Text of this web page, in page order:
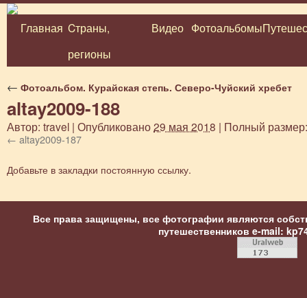
Перейти
Главная Cтраны,
регионы
Видео Фотоальбомы
← Фотоальбом. Курайская степь. Северо-Чуйский хребет
altay2009-188
Автор: travel | Опубликовано29 мая 2018 | Полный
altay2009-187
Добавьте в закладки постоянную ссылку.
Все права защищены, все фотографии являются
путешественников e-mail: